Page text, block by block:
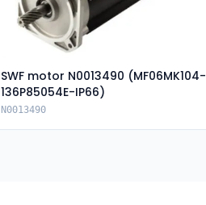
SWF motor N0013490 (MF06MK104-
136P85054E-IP66)
N0013490